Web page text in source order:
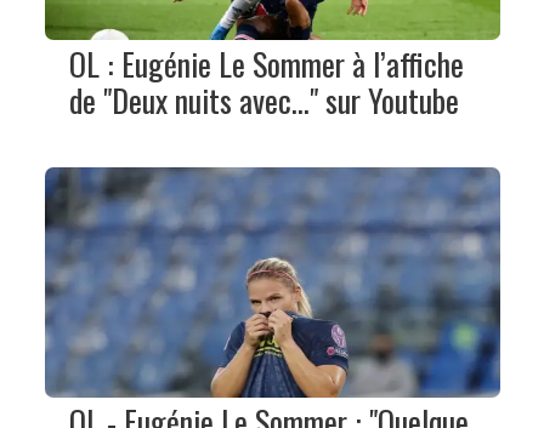
OL : Eugénie Le Sommer à l’affiche
de "Deux nuits avec..." sur Youtube